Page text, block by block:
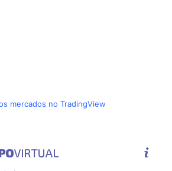
mercados no TradingView